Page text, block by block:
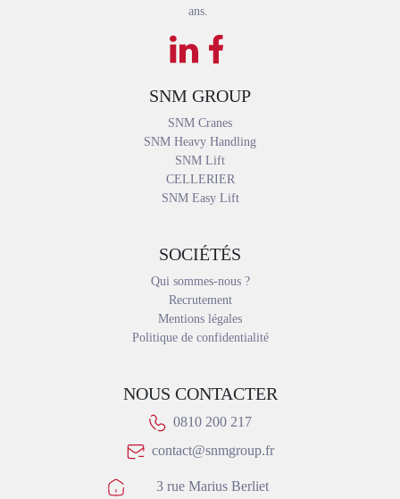
ans.
SNM GROUP
SNM Cranes
SNM Heavy Handling
SNM Lift
CELLERIER
SNM Easy Lift
SOCIÉTÉS
Qui sommes-nous ?
Recrutement
Mentions légales
Politique de confidentialité
NOUS CONTACTER
0810 200 217
contact@snmgroup.fr
3 rue Marius Berliet